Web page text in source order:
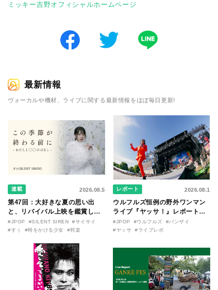
ミッキー吉野オフィシャルホームページ
最新情報
ヴォーカルや機材、ライブに関する最新情報をほぼ毎日更新!
連載 2026.08.5
第47回：大好きな夏の思い出
と、リバイバル上映を鑑賞した
『時をかける少女』のおはなし
〜SILENT SIREN・すぅ『この
〇のはなし〜』
#JPOP #SILENT SIREN
#サイサイ
#すぅ
#時をかける少女 #邦楽
レポート 2026.08.1
ウルフルズ恒例の野外ワンマン
ライブ『ヤッサ！』レポート！
リリースから30年を迎えたアル
バム『バンザイ』完全再現に、
た日。
#JPOP #ウルフルズ
#バンザイ
#ヤッサ
#ライブレポ